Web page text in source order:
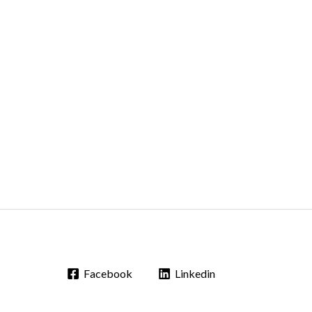
Facebook Linkedin